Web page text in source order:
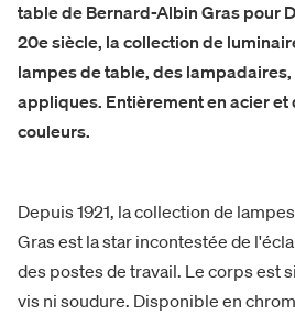
table de Bernard-Albin Gras pour
20e siècle, la collection de
lampes de table, des
appliques. Entièrement en acier
couleurs.
Depuis 1921, la collection de
Gras est la star incontestée de
des postes de travail. Le corps est
vis ni soudure. Disponible en